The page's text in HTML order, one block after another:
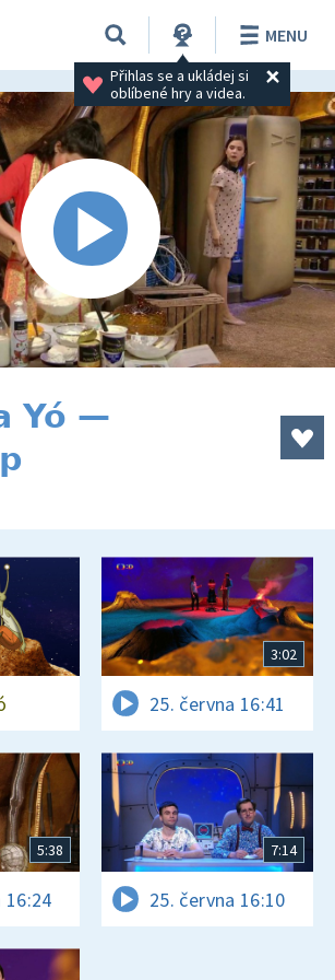
Přihlas se a ukládej si
oblíbené hry a videa.
MENU
Yó —
3:02
25. června 16:41
5:38
16:24
7:14
25. června 16:10